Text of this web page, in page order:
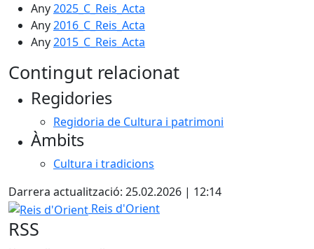
Any2025_C_Reis_Acta
Any2016_C_Reis_Acta
Any2015_C_Reis_Acta
Contingut relacionat
Regidories
Regidoria de Cultura i patrimoni
Àmbits
Cultura i tradicions
Darrera actualització: 25.02.2026 | 12:14
Reis d'Orient
Reis d'Orient
RSS